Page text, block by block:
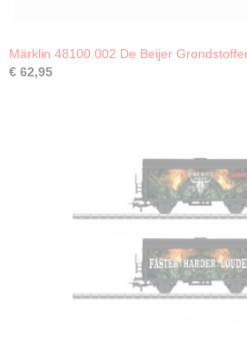
Märklin 48100.002 De Beijer
€ 62,95